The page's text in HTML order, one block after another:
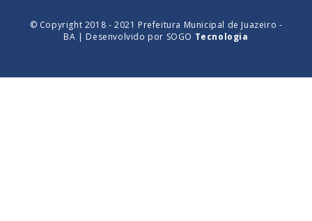
© Copyright 2018 - 2021 Prefeitura Municipal de Juazeiro -
BA | Desenvolvido por SOGO Tecnologia